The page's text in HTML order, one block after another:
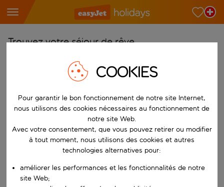
Trouvez votre séjour de rêve
Commencez à taper pour la saisie automatique. Lorsque les
Choisissez votre aéroport
Commencez à taper pour la saisie automatique. Lorsque les
Choisissez votre destination
Vers
Choisissez vos dates
Quand
Qui
COOKIES
Pour garantir le bon fonctionnement de notre site Internet,
nous utilisons des cookies nécessaires au fonctionnement de
notre site Web.
Avec votre consentement, que vous pouvez retirer ou modifier
à tout moment, nous utilisons des cookies et autres
technologies alternatives pour:
améliorer les performances et les fonctionnalités de notre
site Web;